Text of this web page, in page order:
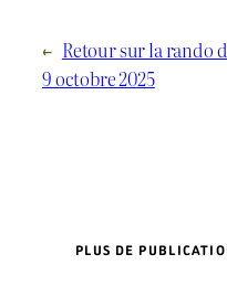
← Retour sur la rando
9 octobre 2025
PLUS DE